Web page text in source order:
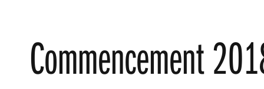
Commencement